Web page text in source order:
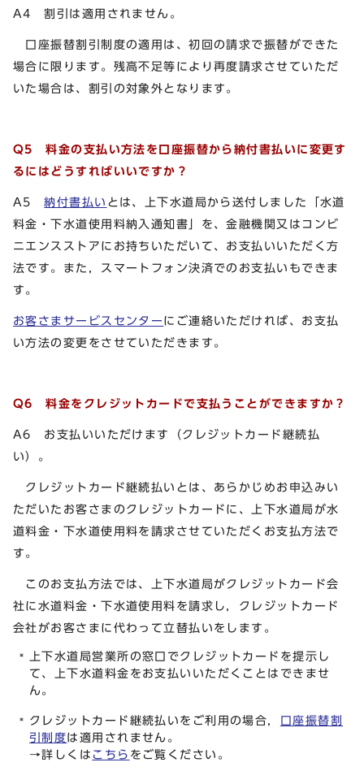
A4 割引は適用されません。
口座振替割引制度の適用は、初回の請求で振替ができた
場合に限ります。残高不足等により再度請求させていただ
いた場合は、割引の対象外となります。
Q5 料金の支払い方法を口座振替から納付書払いに変更す
るにはどうすればいいですか？
A5納付書払い とは、上下水道局から送付しました「水道
料金・下水道使用料納入通知書」を、金融機関又はコンビ
ニエンスストアにお持ちいただいて、お支払いいただく方
法です。また，スマートフォン決済でのお支払いもできま
す。
お客さまサービスセンター にご連絡いただければ、お支払
い方法の変更をさせていただきます。
Q6 料金をクレジットカードで支払うことができますか？
A6 お支払いいただけます（クレジットカード継続払
い）。
クレジットカード継続払いとは、あらかじめお申込みい
ただいたお客さまのクレジットカードに、上下水道局が水
道料金・下水道使用料を請求させていただくお支払方法で
す。
このお支払方法では、上下水道局がクレジットカード会
社に水道料金・下水道使用料を請求し，クレジットカード
会社がお客さまに代わって立替払いをします。
上下水道局営業所の窓口でクレジットカードを提示し
て、上下水道料金をお支払いいただくことはできませ
ん。
クレジットカード継続払いをご利用の場合， 口座振替割
引制度は適用されません。
→詳しくは こちら をご覧ください。